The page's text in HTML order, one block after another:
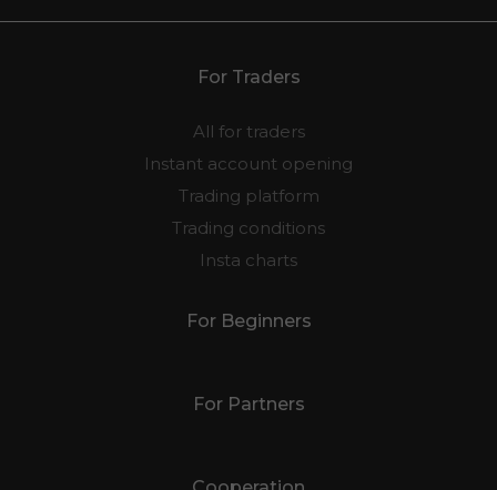
For Traders
All for traders
Instant account opening
Trading platform
Trading conditions
Insta charts
For Beginners
For Partners